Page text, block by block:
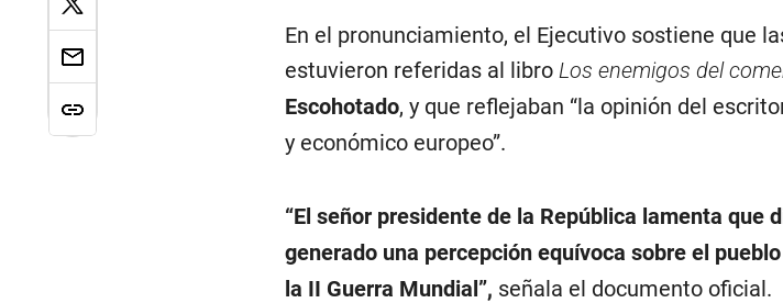
En el pronunciamiento, el Ejecutivo sostiene que
estuvieron referidas al libro Los enemigos del
Escohotado, y que reflejaban “la opinión del
y económico europeo”.
“El señor presidente de la República lamenta que
generado una percepción equívoca sobre el
la II Guerra Mundial”, señala el documento oficial.